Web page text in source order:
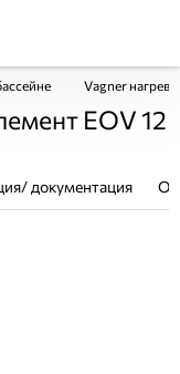
Vagner
EOV 12
документация